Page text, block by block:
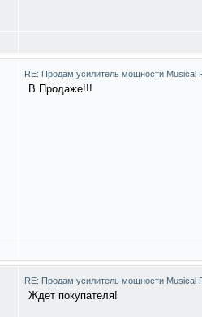
RE: Продам усилитель мощности Musical
В Продаже!!!
RE: Продам усилитель мощности Musical
Ждет покупателя!